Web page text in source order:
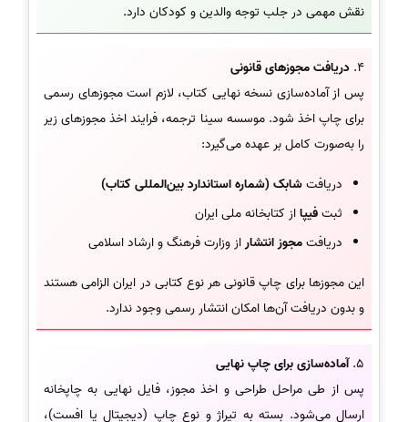
نقش مهمی در جلب توجه والدین و کودکان دارد.
4. دریافت مجوزهای قانونی
پس از آماده‌سازی نسخه نهایی کتاب، لازم است مجوزهای رسمی
برای چاپ اخذ شود. موسسه سینا ترجمه، فرایند اخذ مجوزهای زیر
را به‌صورت کامل بر عهده می‌گیرد:
دریافتشابک (شماره استاندارد بین‌المللی کتاب)
ثبتفیپااز کتابخانه ملی ایران
دریافتمجوز انتشاراز وزارت فرهنگ و ارشاد اسلامی
این مجوزها برای چاپ قانونی هر نوع کتابی در ایران الزامی هستند
و بدون دریافت آن‌ها امکان انتشار رسمی وجود ندارد.
5. آماده‌سازی برای چاپ نهایی
پس از طی مراحل طراحی و اخذ مجوز، فایل نهایی به چاپخانه
ارسال می‌شود. بسته به تیراژ و نوع چاپ (دیجیتال یا افست)،